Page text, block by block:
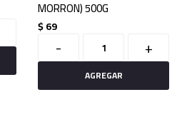
MORRON) 500G
$69
- +